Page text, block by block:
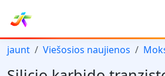
jaunt Viešosios naujienos